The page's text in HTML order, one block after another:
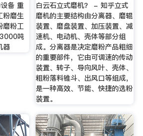
备 重
粉磨生
磨粉工
吨
器
白云石立式磨机？ - 知乎立式
磨机的主要结构由分离器、磨辊
装置、磨盘装置、加压装置、减
速机、电动机、壳体等部分组
成。分离器是决定磨粉产品粗细
的重要部件，它由可调速的传动
装置、转子、导向风叶、壳体、
粗粉落料锥斗、出风口等组成，
是一种高效、节能、快捷的选粉
装置。